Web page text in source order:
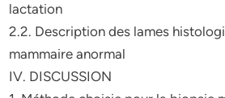
lactation
2.2. Description des lames
mammaire anormal
IV. DISCUSSION